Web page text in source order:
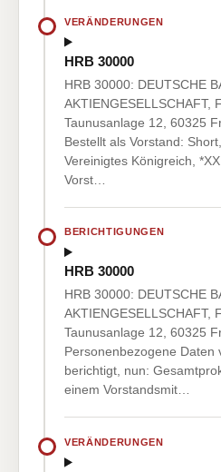
VERÄNDERUNGEN
HRB 30000
HRB 30000: DEUTSCHE
AKTIENGESELLSCHAFT,
Taunusanlage 12, 60325
Bestellt als Vorstand:
Vereinigtes Königreich,
Vorst…
BERICHTIGUNGEN
HRB 30000
HRB 30000: DEUTSCHE
AKTIENGESELLSCHAFT,
Taunusanlage 12, 60325
Personenbezogene Daten
berichtigt, nun:
einem Vorstandsmit…
VERÄNDERUNGEN